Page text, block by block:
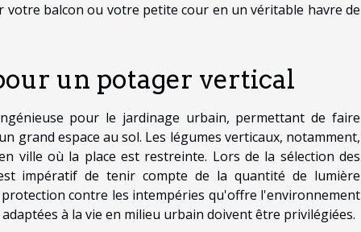
balcon ou votre petite cour en un véritable havre de
un potager vertical
pour le jardinage urbain, permettant de faire
grand espace au sol. Les légumes verticaux, notamment,
ville où la place est restreinte. Lors de la sélection des
impératif de tenir compte de la quantité de lumière
contre les intempéries qu'offre l'environnement
à la vie en milieu urbain doivent être privilégiées.